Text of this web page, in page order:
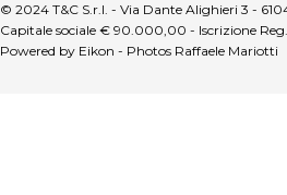
© 2024 T&C S.r.l. - Via Dante Alighieri 3 -
Capitale sociale € 90.000,00 - Iscrizione Reg.
Powered by Eikon - Photos Raffaele Mariotti